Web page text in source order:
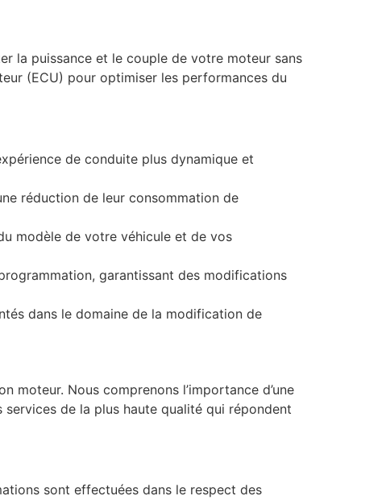
la puissance et le couple de votre moteur sans
(ECU) pour optimiser les performances du
de conduite plus dynamique et
réduction de leur consommation de
modèle de votre véhicule et de vos
garantissant des modifications
dans le domaine de la modification de
moteur. Nous comprenons l’importance d’une
de la plus haute qualité qui répondent
sont effectuées dans le respect des